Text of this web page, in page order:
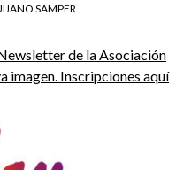
SAMPER
de la Asociación
imagen. Inscripciones aquí